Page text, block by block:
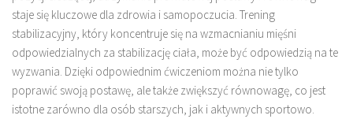
staje się kluczowe dla zdrowia i samopoczucia. Trening
stabilizacyjny, który koncentruje się na wzmacnianiu mięśni
odpowiedzialnych za stabilizację ciała, może być odpowiedzią na te
wyzwania. Dzięki odpowiednim ćwiczeniom można nie tylko
poprawić swoją postawę, ale także zwiększyć równowagę, co jest
istotne zarówno dla osób starszych, jak i aktywnych sportowo.